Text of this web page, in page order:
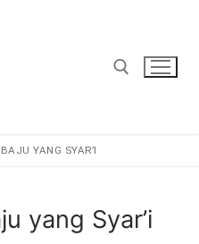
YANG SYAR’I
yang Syar’i